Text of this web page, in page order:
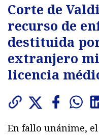
Corte de
recurso de
destituida
extranjero
licencia
En fallo unánime,